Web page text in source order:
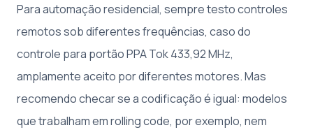
Para automação residencial, sempre testo controles
remotos sob diferentes frequências, caso do
controle para portão PPA Tok 433,92 MHz,
amplamente aceito por diferentes motores. Mas
recomendo checar se a codificação é igual: modelos
que trabalham em rolling code, por exemplo, nem